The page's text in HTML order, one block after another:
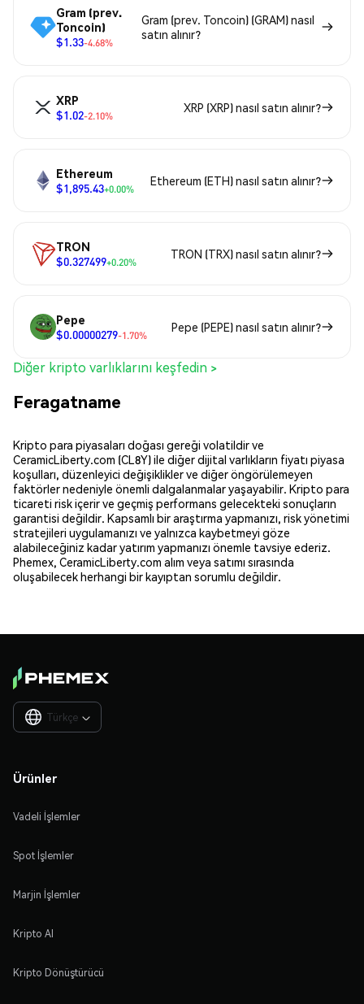
Gram (prev.
Toncoin)
$1.33-4.68%
Gram (prev. Toncoin) (GRAM) nasıl
satın alınır?
XRP
$1.02-2.10%
XRP (XRP) nasıl satın alınır?
Ethereum
$1,895.43+0.00%
Ethereum (ETH) nasıl satın alınır?
TRON
$0.327499+0.20%
TRON (TRX) nasıl satın alınır?
Pepe
$0.00000279-1.70%
Pepe (PEPE) nasıl satın alınır?
Diğer kripto varlıklarını keşfedin >
Feragatname
Kripto para piyasaları doğası gereği volatildir ve
CeramicLiberty.com (CL8Y) ile diğer dijital varlıkların fiyatı piyasa
koşulları, düzenleyici değişiklikler ve diğer öngörülemeyen
faktörler nedeniyle önemli dalgalanmalar yaşayabilir. Kripto para
ticareti risk içerir ve geçmiş performans gelecekteki sonuçların
garantisi değildir. Kapsamlı bir araştırma yapmanızı, risk yönetimi
stratejileri uygulamanızı ve yalnızca kaybetmeyi göze
alabileceğiniz kadar yatırım yapmanızı önemle tavsiye ederiz.
Phemex, CeramicLiberty.com alım veya satımı sırasında
oluşabilecek herhangi bir kayıptan sorumlu değildir.
Türkçe 
Ürünler
Vadeli İşlemler
Spot İşlemler
Marjin İşlemler
Kripto Al
Kripto Dönüştürücü